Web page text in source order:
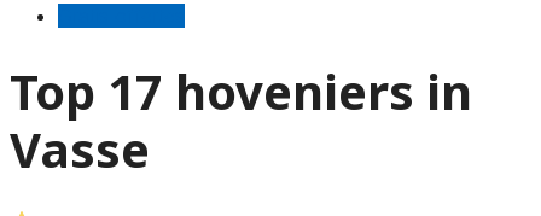
Top 17 hoveniers in
Vasse